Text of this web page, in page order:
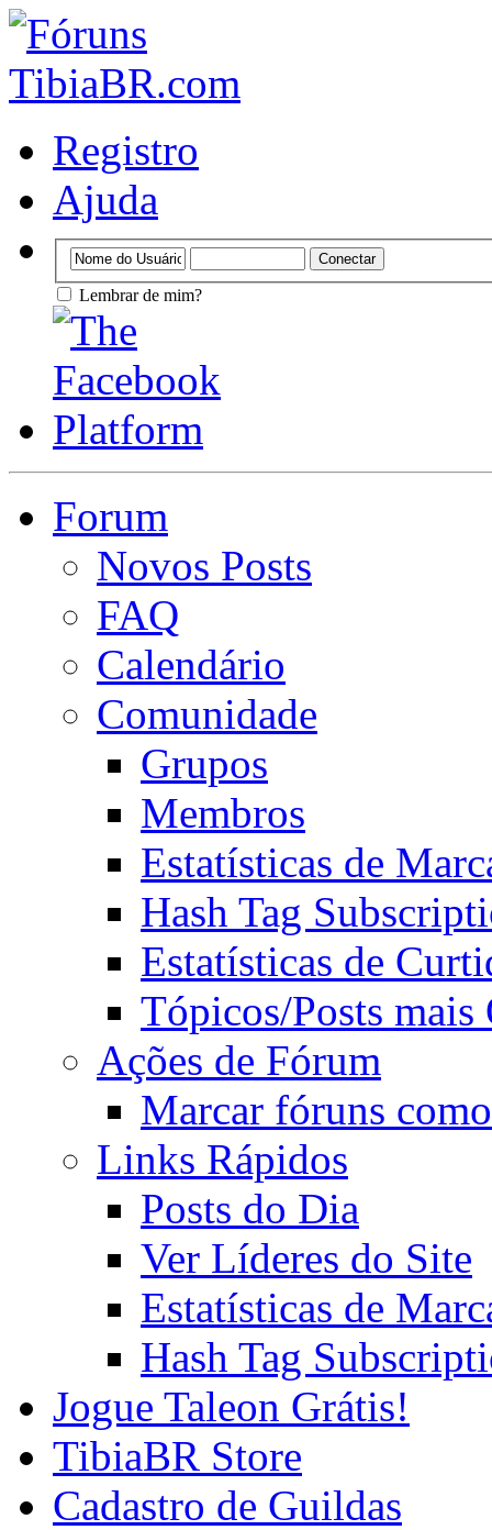
Registro
Ajuda
Lembrar de mim?
Forum
Novos Posts
FAQ
Calendário
Comunidade
Grupos
Membros
Estatísticas de
Hash Tag
Estatísticas de
Tópicos/Posts mais
Ações de Fórum
Marcar fóruns
Links Rápidos
Posts do Dia
Ver Líderes do Site
Estatísticas de
Hash Tag
Jogue Taleon Grátis!
TibiaBR Store
Cadastro de Guildas